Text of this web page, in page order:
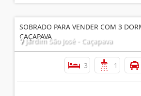
SOBRADO PARA VENDER COM 3
CAÇAPAVA
Jardim São José - Caçapava
3 1